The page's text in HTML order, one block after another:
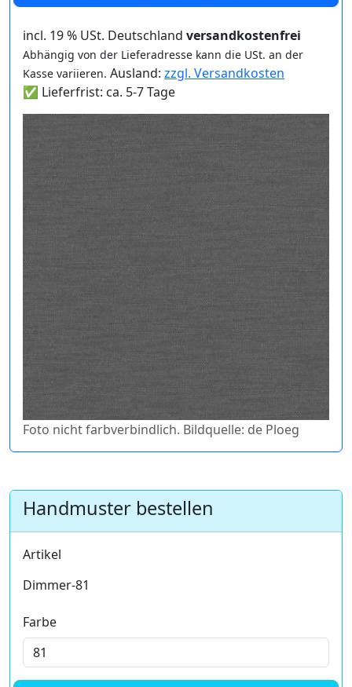
incl. 19 % USt. Deutschland versandkostenfrei
Abhängig von der Lieferadresse kann die USt. an der
Kasse variieren. Ausland: zzgl. Versandkosten
✅ Lieferfrist: ca. 5-7 Tage
Foto nicht farbverbindlich. Bildquelle: de Ploeg
Handmuster bestellen
Artikel
Dimmer-81
Farbe